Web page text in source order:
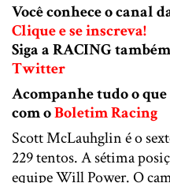
Você conhece o canal
Clique e se inscreva!
Siga a RACING
Twitter
Acompanhe tudo o
com oBoletim Racing
Scott McLauhglin é o
229 tentos. A sétima
equipe Will Power. O